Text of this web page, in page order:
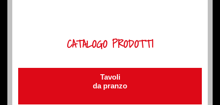
CATALOGO PRODOTTI
Tavoli
da pranzo